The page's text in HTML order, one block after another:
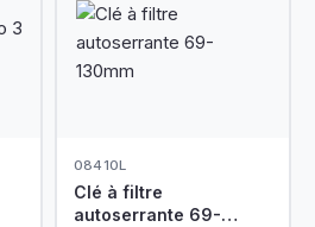
08410L
Clé à filtre
autoserrante 69-